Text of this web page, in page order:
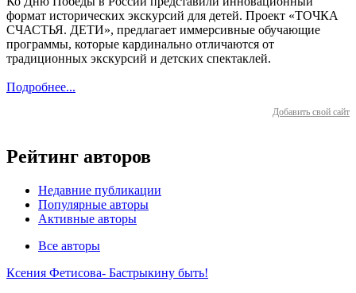
формат исторических экскурсий для детей. Проект «ТОЧКА
СЧАСТЬЯ. ДЕТИ», предлагает иммерсивные обучающие
программы, которые кардинально отличаются от
традиционных экскурсий и детских спектаклей.
Подробнее...
Добавить свой сайт
Рейтинг авторов
Недавние публикации
Популярные авторы
Активные авторы
Все авторы
Ксения Фетисова- Бастрыкину быть!